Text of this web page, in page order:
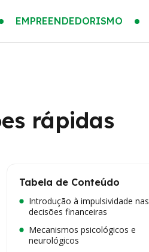
EMPREENDEDORISMO
rápidas
Tabela de Conteúdo
Introdução à impulsividade nas
decisões financeiras
Mecanismos psicológicos e
neurológicos